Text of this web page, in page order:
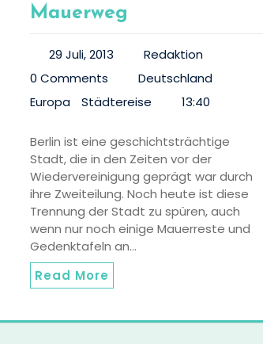
Mauerweg
29 Juli, 2013
Redaktion
0 Comments
Deutschland
Europa
Städtereise 13:40
Berlin ist eine geschichtsträchtige
Stadt, die in den Zeiten vor der
Wiedervereinigung geprägt war durch
ihre Zweiteilung. Noch heute ist diese
Trennung der Stadt zu spüren, auch
wenn nur noch einige Mauerreste und
Gedenktafeln an…
Read More